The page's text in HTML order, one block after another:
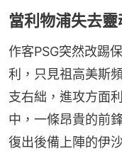
當利物浦失去
作客PSG突然改踢
利，只見祖高美斯
支右絀，進攻方面
中，一條昂貴的前
復出後備上陣的伊